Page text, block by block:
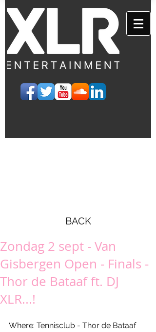
BACK
Zondag 2 sept - Van
Gisbergen Open - Finals -
Thor de Bataaf ft. DJ
XLR...!
Where: Tennisclub - Thor de Bataaf